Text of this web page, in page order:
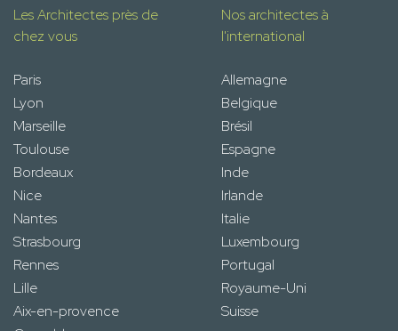
Les Architectes près de
chez vous
Paris
Lyon
Marseille
Toulouse
Bordeaux
Nice
Nantes
Strasbourg
Rennes
Lille
Aix-en-provence
Nos architectes à
l'international
Allemagne
Belgique
Brésil
Espagne
Inde
Irlande
Italie
Luxembourg
Portugal
Royaume-Uni
Suisse